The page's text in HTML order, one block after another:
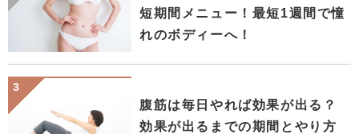
短期間メニュー！最短1週間で憧
れのボディーへ！
腹筋は毎日やれば効果が出る？
効果が出るまでの期間とやり方